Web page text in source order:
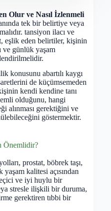
Olur ve Nasıl İzlenmeli
tek bir belirtiye veya
tansiyon ilacı ve
eşlik eden belirtiler, kişinin
ve günlük yaşam
konusunu abartılı kaygı
de küçümsemeden
kendi kendine tanı
olduğunu, hangi
alınması gerektiğini ve
göstermektir.
Önemlidir?
prostat, böbrek taşı,
kalitesi açısından
ve iyi huylu bir
stresle ilişkili bir duruma,
gerektiren tıbbi bir